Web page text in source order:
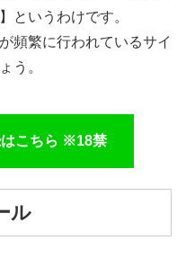
というわけです。
頻繁に行われているサイ
う。
はこちら ※18禁
ル